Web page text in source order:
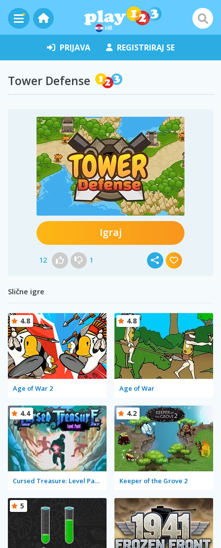
HR
PRIJAVA REGISTRIRAJ SE
Tower Defense
Igraj
12 1
Slične igre
Age of War 2
4.8
Age of War
4.8
Cursed Treasure: Level Pack!
4.4
Keeper of the Grove 2
4.2
5